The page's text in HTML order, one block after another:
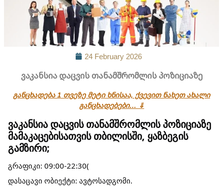
24 February 2026
ვაკანსია დაცვის თანამშრომლის პოზიციაზე
განცხადება 1 თვეზე მეტი ხნისაა, ქვევით ნახეთ ახალი
განცხადებები… ⇓
ვაკანსია დაცვის თანამშრომლის პოზიციაზე
მამაკაცებისათვის თბილისში, ყაზბეგის
გამზირი;
გრაფიკი: 09:00-22:30(
დასაცავი ობიექტი: ავტოსადგომი.